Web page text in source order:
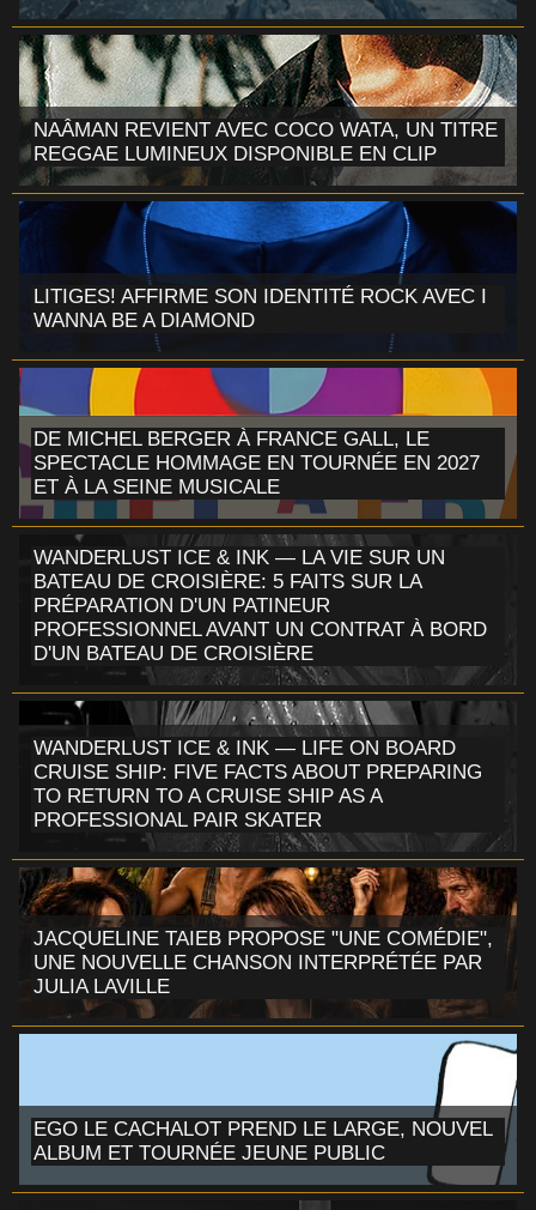
NAÂMAN REVIENT AVEC COCO WATA, UN TITRE
REGGAE LUMINEUX DISPONIBLE EN CLIP
LITIGES! AFFIRME SON IDENTITÉ ROCK AVEC I
WANNA BE A DIAMOND
DE MICHEL BERGER À FRANCE GALL, LE
SPECTACLE HOMMAGE EN TOURNÉE EN 2027
ET À LA SEINE MUSICALE
WANDERLUST ICE & INK — LA VIE SUR UN
BATEAU DE CROISIÈRE: 5 FAITS SUR LA
PRÉPARATION D'UN PATINEUR
PROFESSIONNEL AVANT UN CONTRAT À BORD
D'UN BATEAU DE CROISIÈRE
WANDERLUST ICE & INK — LIFE ON BOARD
CRUISE SHIP: FIVE FACTS ABOUT PREPARING
TO RETURN TO A CRUISE SHIP AS A
PROFESSIONAL PAIR SKATER
JACQUELINE TAIEB PROPOSE "UNE COMÉDIE",
UNE NOUVELLE CHANSON INTERPRÉTÉE PAR
JULIA LAVILLE
EGO LE CACHALOT PREND LE LARGE, NOUVEL
ALBUM ET TOURNÉE JEUNE PUBLIC